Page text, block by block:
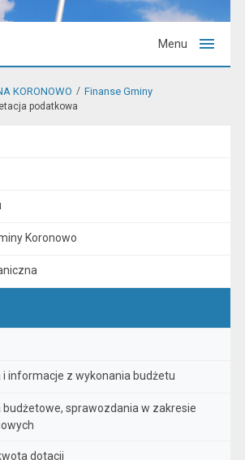
Menu
KORONOWO Finanse Gminy
podatkowa
Koronowo
informacje z wykonania budżetu
sprawozdania w zakresie
dotacji